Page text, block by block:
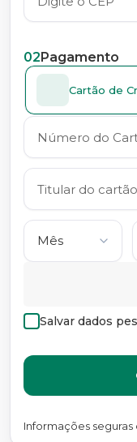
02Pagamento
Cartão de
Salvar dados
Informações